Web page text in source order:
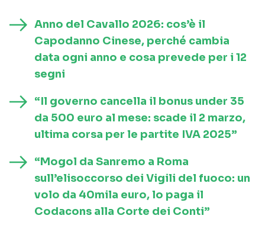
Anno del Cavallo 2026: cos’è il
Capodanno Cinese, perché cambia
data ogni anno e cosa prevede per i 12
segni
“Il governo cancella il bonus under 35
da 500 euro al mese: scade il 2 marzo,
ultima corsa per le partite IVA 2025”
“Mogol da Sanremo a Roma
sull’elisoccorso dei Vigili del fuoco: un
volo da 40mila euro, lo paga il
Codacons alla Corte dei Conti”